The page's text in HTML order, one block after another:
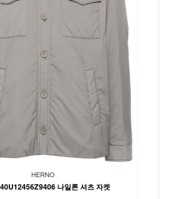
HERNO
나일론 셔츠 자켓